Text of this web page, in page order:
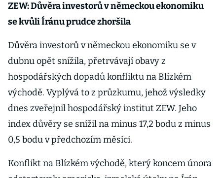
ZEW: Důvěra investorů v německou ekonomiku
se kvůli Íránu prudce zhoršila
Důvěra investorů v německou ekonomiku se v
dubnu opět snížila, přetrvávají obavy z
hospodářských dopadů konfliktu na Blízkém
východě. Vyplývá to z průzkumu, jehož výsledky
dnes zveřejnil hospodářský institut ZEW. Jeho
index důvěry se snížil na minus 17,2 bodu z minus
0,5 bodu v předchozím měsíci.
Konflikt na Blízkém východě, který koncem února